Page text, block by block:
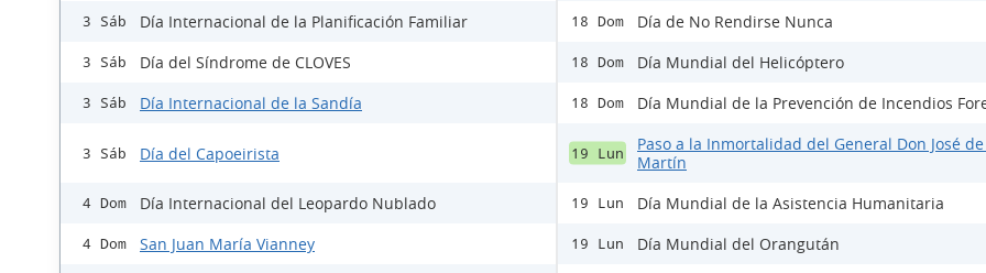
3 Sáb Día Internacional de la Planificación Familiar
3 Sáb Día del Síndrome de CLOVES
3 Sáb Día Internacional de la Sandía
3 Sáb Día del Capoeirista
4 Dom Día Internacional del Leopardo Nublado
4 Dom San Juan María Vianney
18 Dom Día de No Rendirse Nunca
18 Dom Día Mundial del Helicóptero
18 Dom Día Mundial de la Prevención de Incendios
19 Lun
Paso a la Inmortalidad del General Don José de
Martín
19 Lun Día Mundial de la Asistencia Humanitaria
19 Lun Día Mundial del Orangután